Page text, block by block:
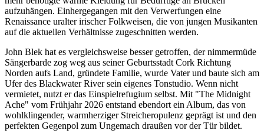
aufzuhängen. Einhergegangen mit den Verwerfungen eine
Renaissance uralter irischer Folkweisen, die von jungen Musikanten
auf die aktuellen Verhältnisse zugeschnitten werden.
John Blek hat es vergleichsweise besser getroffen, der nimmermüde
Sängerbarde zog weg aus seiner Geburtsstadt Cork Richtung
Norden aufs Land, gründete Familie, wurde Vater und baute sich am
Ufer des Blackwater River sein eigenes Tonstudio. Wenn nicht
vermietet, nutzt er das Einspielrefugium selbst. Mit "The Midnight
Ache" vom Frühjahr 2026 entstand ebendort ein Album, das von
wohlklingender, warmherziger Streicheropulenz geprägt ist und den
perfekten Gegenpol zum Ungemach draußen vor der Tür bildet.